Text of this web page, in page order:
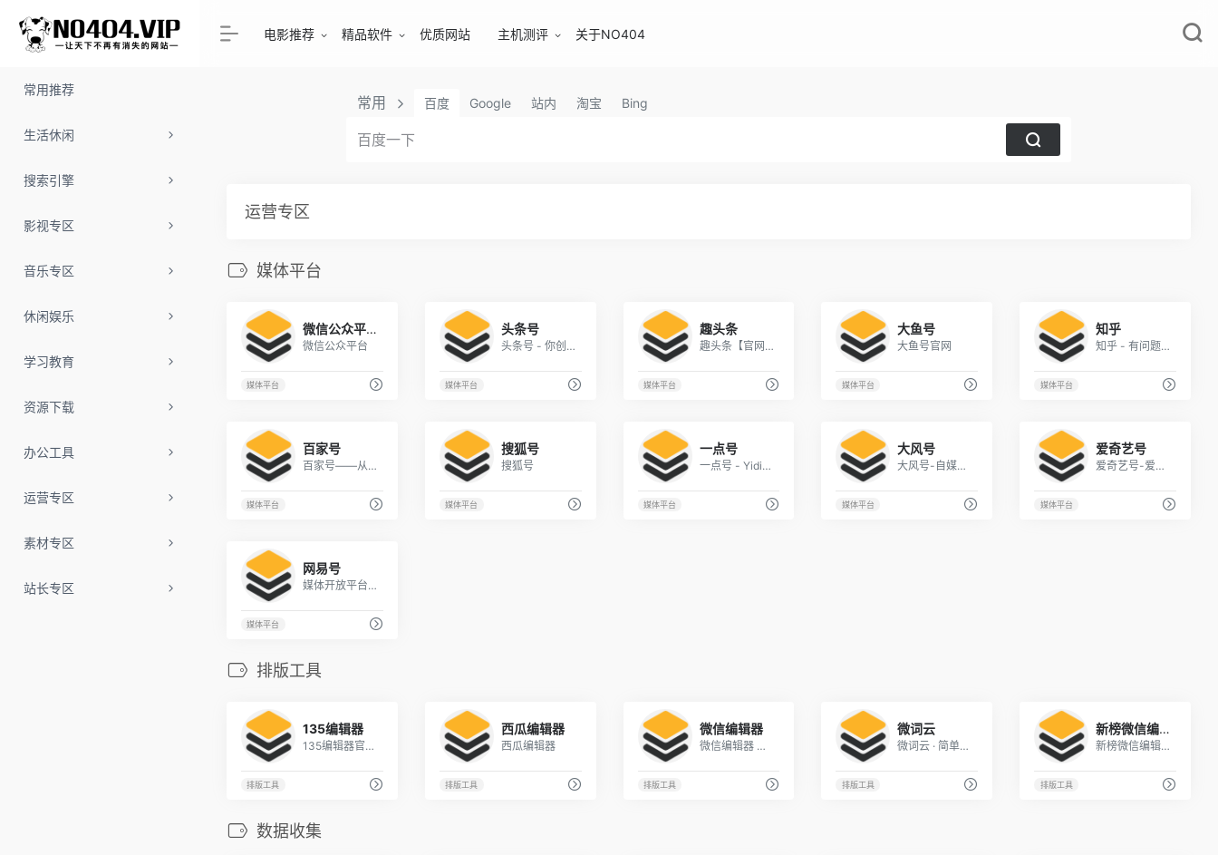
常用推荐
生活休闲
搜索引擎
影视专区
音乐专区
休闲娱乐
学习教育
资源下载
办公工具
运营专区
素材专区
站长专区
电影推荐 精品软件 优质网站 主机测评 关于NO404
常用 百度 Google 站内 淘宝 Bing
运营专区
媒体平台
微信公众平台
微信公众平台
媒体平台
头条号
头条号 - 你创作的，就是头条
媒体平台
趣头条
趣头条【官网】 - 自媒体平台介绍!
媒体平台
大鱼号
大鱼号官网
媒体平台
知乎
知乎 - 有问题，就会有答案
媒体平台
百家号
百家号——从这里影响世界
媒体平台
搜狐号
搜狐号
媒体平台
一点号
一点号 - Yidianzixun.com
媒体平台
大风号
大风号-自媒体平台
媒体平台
爱奇艺号
爱奇艺号-爱创作，爱奇艺
媒体平台
网易号
媒体开放平台 - 网易号
媒体平台
排版工具
135编辑器
135编辑器官网-微信排版编辑器-微信公众号图文排版工具，好用素材多
排版工具
西瓜编辑器
西瓜编辑器
排版工具
微信编辑器
微信编辑器 微信公众平台图文排版工具 微信编辑器素材--主编微信编辑器
排版工具
微词云
微词云 · 简单强大的文字云艺术生成器
排版工具
新榜微信编辑器
新榜微信编辑器—让你的图文编辑生动有趣
排版工具
数据收集